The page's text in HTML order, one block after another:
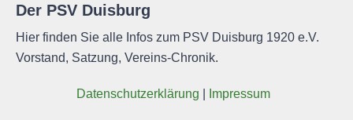
Der PSV Duisburg
Hier finden Sie alle Infos zum PSV Duisburg 1920 e.V.
Vorstand, Satzung, Vereins-Chronik.
Daten­schutz­er­klä­rung Impres­sum